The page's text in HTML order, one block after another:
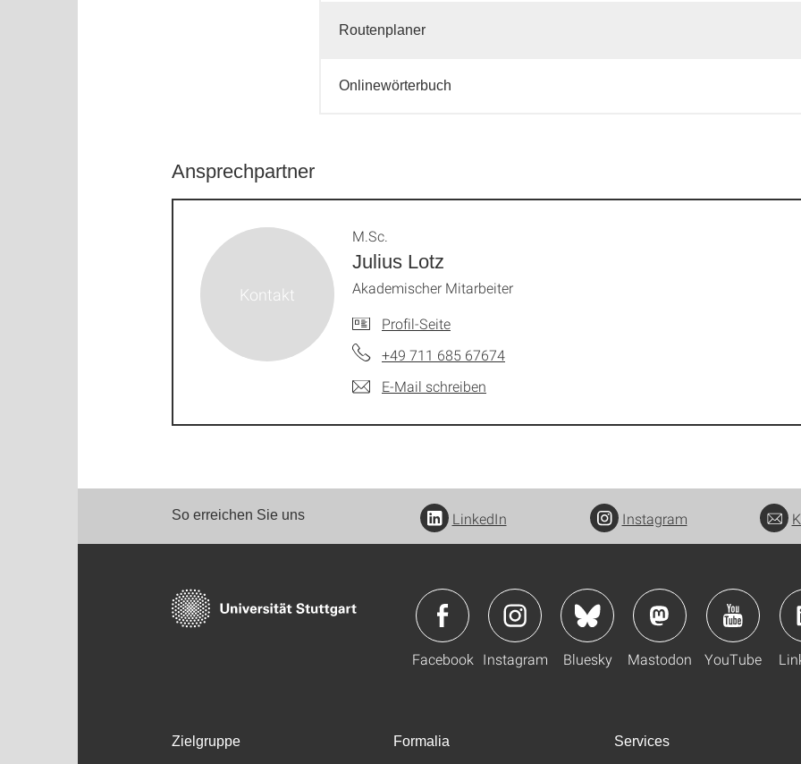
Routenplaner
Onlinewörterbuch
Ansprechpartner
Julius Lotz
M.Sc.
Akademischer Mitarbeiter
Profil-Seite
+49 711 685 67674
E-Mail schreiben
So erreichen Sie uns LinkedIn Instagram
Facebook Instagram Bluesky Mastodon YouTube
Zielgruppe Formalia Services